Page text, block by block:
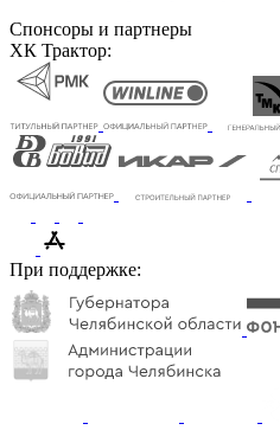
Спонсоры и партнеры
ХК Трактор:
При поддержке: